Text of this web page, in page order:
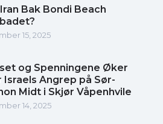
Bak Bondi Beach
15, 2025
og Spenningene Øker
Israels Angrep på Sør-
Midt i Skjør Våpenhvile
14, 2025